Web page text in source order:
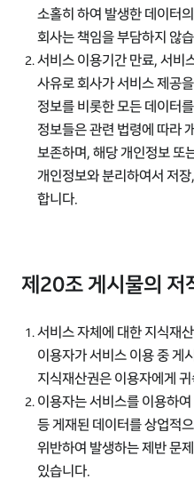
소홀히 하여 발생한 데이터
회사는 책임을 부담하지 않
서비스 이용기간 만료, 서비
사유로 회사가 서비스 제공
정보를 비롯한 모든 데이터
정보들은 관련 법령에 따라
보존하며, 해당 개인정보 또
개인정보와 분리하여서 저
합니다.
제20조 게시물의 저
서비스 자체에 대한 지식재
이용자가 서비스 이용 중 게
지식재산권은 이용자에게
이용자는 서비스를 이용하
등 게재된 데이터를 상업적
위반하여 발생하는 제반 문
있습니다.